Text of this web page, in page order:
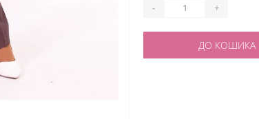
- +
ДО КОШИКА